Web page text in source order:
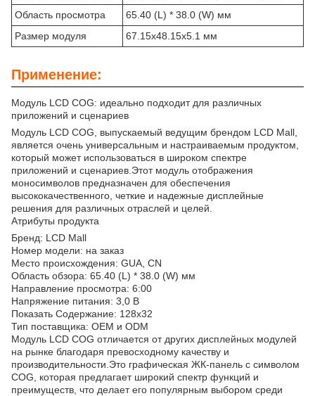
Область просмотра
65.40 (L) * 38.0 (W) мм
Размер модуля
67.15х48.15х5.1 мм
Применение:
Модуль LCD COG: идеально подходит для различных
приложений и сценариев
Модуль LCD COG, выпускаемый ведущим брендом LCD Mall,
является очень универсальным и настраиваемым продуктом,
который может использоваться в широком спектре
приложений и сценариев.Этот модуль отображения
моносимволов предназначен для обеспечения
высококачественного, четкие и надежные дисплейные
решения для различных отраслей и целей.
Атрибуты продукта
Бренд: LCD Mall
Номер модели: на заказ
Место происхождения: GUA, CN
Область обзора: 65.40 (L) * 38.0 (W) мм
Направление просмотра: 6:00
Напряжение питания: 3,0 В
Показать Содержание: 128x32
Тип поставщика: OEM и ODM
Модуль LCD COG отличается от других дисплейных модулей
на рынке благодаря превосходному качеству и
производительности.Это графическая ЖК-панель с символом
COG, которая предлагает широкий спектр функций и
преимуществ, что делает его популярным выбором среди